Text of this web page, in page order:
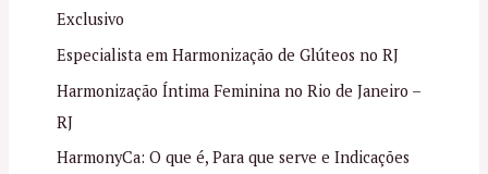
Exclusivo
Especialista em Harmonização de Glúteos no RJ
Harmonização Íntima Feminina no Rio de Janeiro –
RJ
HarmonyCa: O que é, Para que serve e Indicações